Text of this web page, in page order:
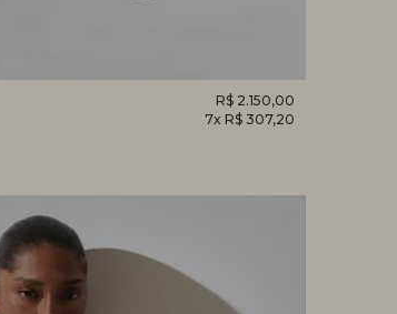
R$ 2.150,00
7x R$ 307,20